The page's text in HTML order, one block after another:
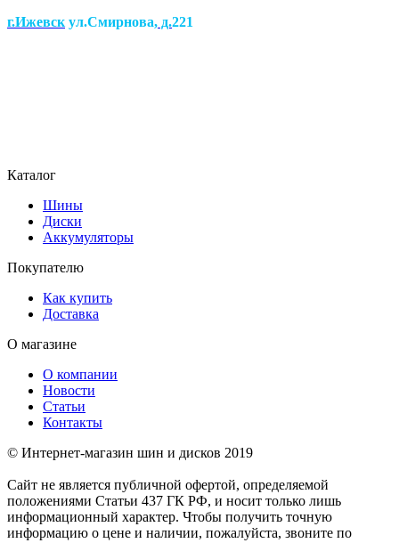
г.Ижевск ул.Смирнова, д.221
Каталог
Шины
Диски
Аккумуляторы
Покупателю
Как купить
Доставка
О магазине
О компании
Новости
Статьи
Контакты
© Интернет-магазин шин и дисков 2019
Сайт не является публичной офертой, определяемой
положениями Статьи 437 ГК РФ, и носит только лишь
информационный характер. Чтобы получить точную
информацию о цене и наличии, пожалуйста, звоните по